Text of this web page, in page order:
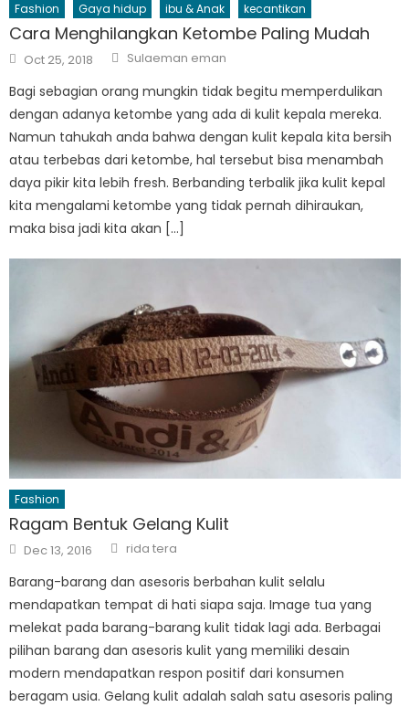
Fashion Gaya hidup ibu & Anak kecantikan
Cara Menghilangkan Ketombe Paling Mudah
Posted
on
Oct 25, 2018 Author
Sulaeman eman
Bagi sebagian orang mungkin tidak begitu memperdulikan
dengan adanya ketombe yang ada di kulit kepala mereka.
Namun tahukah anda bahwa dengan kulit kepala kita bersih
atau terbebas dari ketombe, hal tersebut bisa menambah
daya pikir kita lebih fresh. Berbanding terbalik jika kulit kepal
kita mengalami ketombe yang tidak pernah dihiraukan,
maka bisa jadi kita akan […]
Fashion
Ragam Bentuk Gelang Kulit
Posted
on
Dec 13, 2016 Author
rida tera
Barang-barang dan asesoris berbahan kulit selalu
mendapatkan tempat di hati siapa saja. Image tua yang
melekat pada barang-barang kulit tidak lagi ada. Berbagai
pilihan barang dan asesoris kulit yang memiliki desain
modern mendapatkan respon positif dari konsumen
beragam usia. Gelang kulit adalah salah satu asesoris paling